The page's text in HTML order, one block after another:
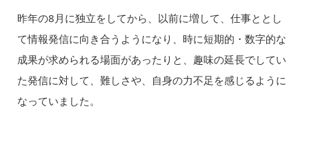
昨年の8月に独立をしてから、以前に増して、仕事ととし
て情報発信に向き合うようになり、時に短期的・数字的な
成果が求められる場面があったりと、趣味の延長でしてい
た発信に対して、難しさや、自身の力不足を感じるように
なっていました。